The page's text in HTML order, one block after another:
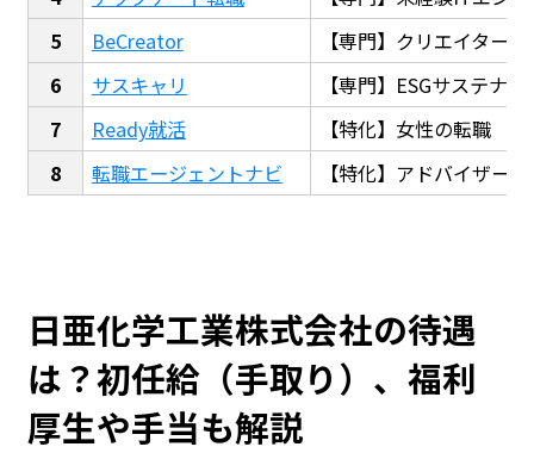
BeCreator
【専門】クリエイター
サスキャリ
【専門】ESGサステナ
Ready就活
【特化】女性の転職
転職エージェントナビ
【特化】アドバイザー
日亜化学工業株式会社の待遇
は？初任給（手取り）、福利
厚生や手当も解説